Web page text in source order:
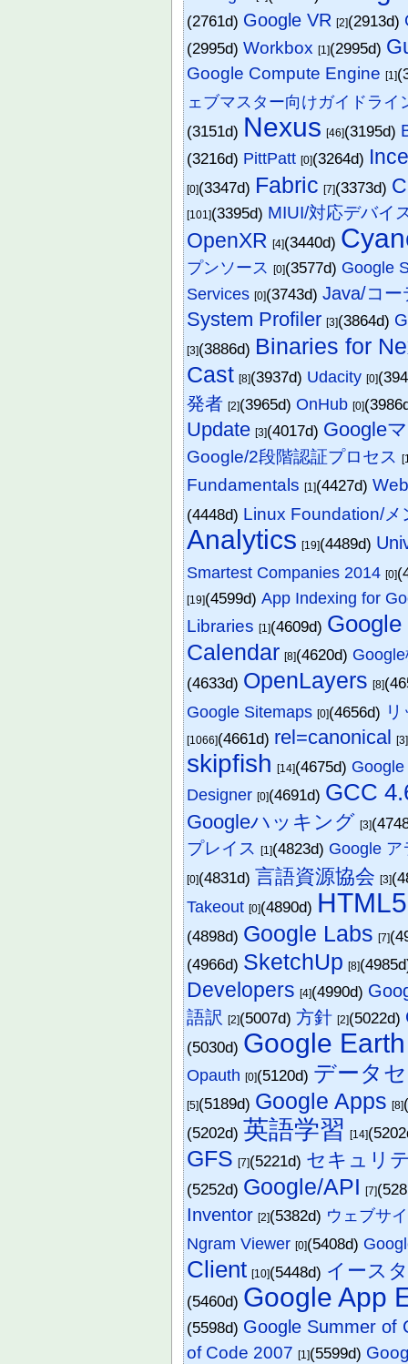
(2761d) Google VR [2](2913d)
(2995d)Workbox [1](2995d)
Google Compute Engine [1]
ェブマスター向けガイドライ
(3151d) Nexus [46](3195d)
(3216d) PittPatt [0](3264d)
[0](3347d) Fabric [7](3373d)
[101](3395d) MIUI/対応デバイ
OpenXR [4](3440d)
プンソース [0](3577d) Google
Services [0](3743d)Java/コー
System Profiler [3](3864d)
[3](3886d) Binaries for
Cast [8](3937d) Udacity [0]
発者 [2](3965d)OnHub [0]
Update [3](4017d) Google
Google/2段階認証プロセス
Fundamentals [1](4427d)
(4448d) Linux Foundation/メ
Analytics [19](4489d)
Smartest Companies 2014 [0]
[19](4599d)App Indexing for
Libraries [1](4609d)
Calendar [8](4620d)
(4633d) OpenLayers [8]
Google Sitemaps [0](4656d)
[1066](4661d) rel=canonical [3]
skipfish [14](4675d)
Designer [0](4691d) GCC
Googleハッキング [3]
プレイス [1](4823d) Google ア
[0](4831d) 言語資源協会 [3]
Takeout [0](4890d) HTML5
(4898d) Google Labs [7]
(4966d) SketchUp [8]
Developers [4](4990d)
語訳 [2](5007d)方針 [2](5022d)
(5030d) Google Earth
Opauth [0](5120d) データ
[5](5189d) Google Apps [8]
(5202d) 英語学習 [14]
GFS [7](5221d) セキュリ
(5252d) Google/API [7]
Inventor [2](5382d) ウェブサ
Ngram Viewer [0](5408d)
Client [10](5448d) イース
(5460d) Google App
(5598d) Google Summer of
of Code 2007 [1](5599d)